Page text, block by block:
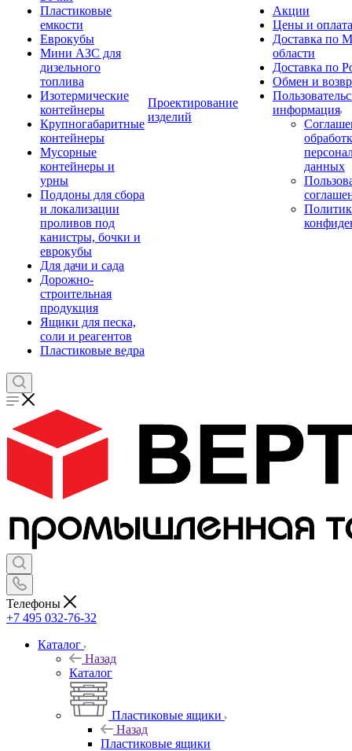
Пластиковые
емкости
Еврокубы
Мини АЗС для
дизельного
топлива
Изотермические
контейнеры
Крупногабаритные
контейнеры
Мусорные
контейнеры и
урны
Поддоны для сбора
и локализации
проливов под
канистры, бочки и
еврокубы
Для дачи и сада
Дорожно-
строительная
продукция
Ящики для песка,
соли и реагентов
Пластиковые ведра
Проектирование
изделий
Акции
Цены и оплата
Доставка по
области
Доставка по
Обмен и
информация
данных
Телефоны
+7 495 032-76-32
Каталог
Назад
Каталог
Пластиковые ящики
Назад
Пластиковые ящики